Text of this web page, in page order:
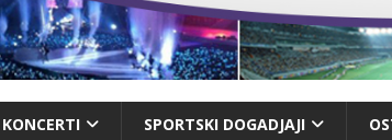
KONCERTI SPORTSKI DOGADJAJI